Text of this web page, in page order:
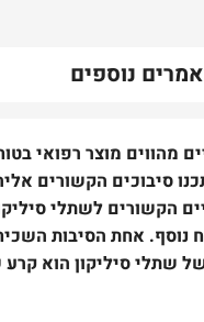
נוספים
מהווים מוצר רפואי
סיבוכים הקשורים
הקשורים לשתלי
נוסף. אחת הסיבות
שתלי סיליקון הוא